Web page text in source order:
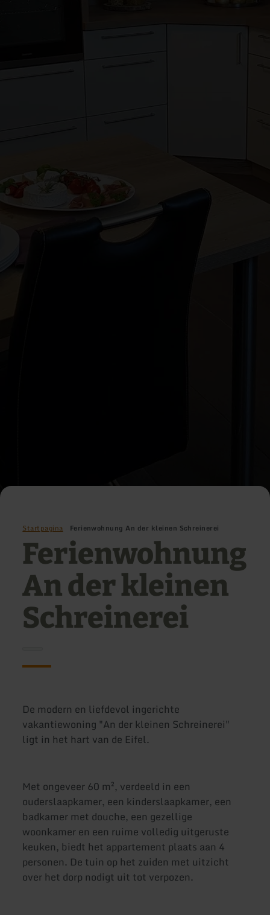
Startpagina Ferienwohnung An der kleinen Schreinerei
Ferienwohnung
An der kleinen
Schreinerei
De modern en liefdevol ingerichte
vakantiewoning "An der kleinen Schreinerei"
ligt in het hart van de Eifel.
Met ongeveer 60 m², verdeeld in een
ouderslaapkamer, een kinderslaapkamer, een
badkamer met douche, een gezellige
woonkamer en een ruime volledig uitgeruste
keuken, biedt het appartement plaats aan 4
personen. De tuin op het zuiden met uitzicht
over het dorp nodigt uit tot verpozen.